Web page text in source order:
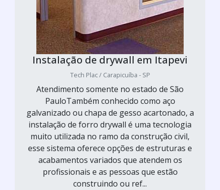
Instalação de drywall em Itapevi
Tech Plac / Carapicuíba - SP
Atendimento somente no estado de São
PauloTambém conhecido como aço
galvanizado ou chapa de gesso acartonado, a
instalação de forro drywall é uma tecnologia
muito utilizada no ramo da construção civil,
esse sistema oferece opções de estruturas e
acabamentos variados que atendem os
profissionais e as pessoas que estão
construindo ou ref...